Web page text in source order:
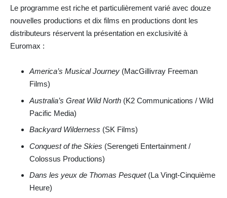
Le programme est riche et particulièrement varié avec douze
nouvelles productions et dix films en productions dont les
distributeurs réservent la présentation en exclusivité à
Euromax :
America’s Musical Journey(MacGillivray Freeman
Films)
Australia’s Great Wild North(K2 Communications / Wild
Pacific Media)
Backyard Wilderness (SK Films)
Conquest of the Skies (Serengeti Entertainment /
Colossus Productions)
Dans les yeux de Thomas Pesquet(La Vingt-Cinquième
Heure)